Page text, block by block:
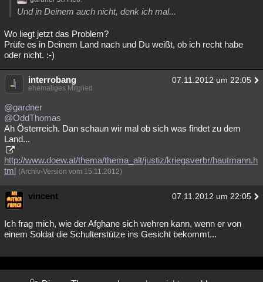
Übersichten
Besucht Teilgenommen
Lesenswert
Und in Deinem auch nicht, denk ich mal...
Wo liegt jetzt das Problem?
Prüfe es in Deinem Land nach und Du weißt, ob ich recht habe
oder nicht. :-)
interrobang 07.11.2012 um 22:05
ehemaliges Mitglied
@gardner
@OddThomas
Ah Österreich. Dan schaun wir mal ob sich was findet zu dem
Land...
http://www.doew.at/thema/thema_alt/justiz/kriegsverbr/hautmann.h
tml (Archiv-Version vom 15.11.2012)
vincent 07.11.2012 um 22:05
Ich frag mich, wie der Afghane sich wehren kann, wenn er von
einem Soldat die Schulterstütze ins Gesicht bekommt...